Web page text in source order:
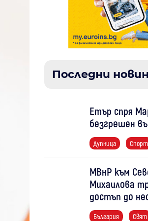
Последни
Етър спря
безгрешен
Дупница Спорт
МВнР към
Михаилова
достъп до
България Свят